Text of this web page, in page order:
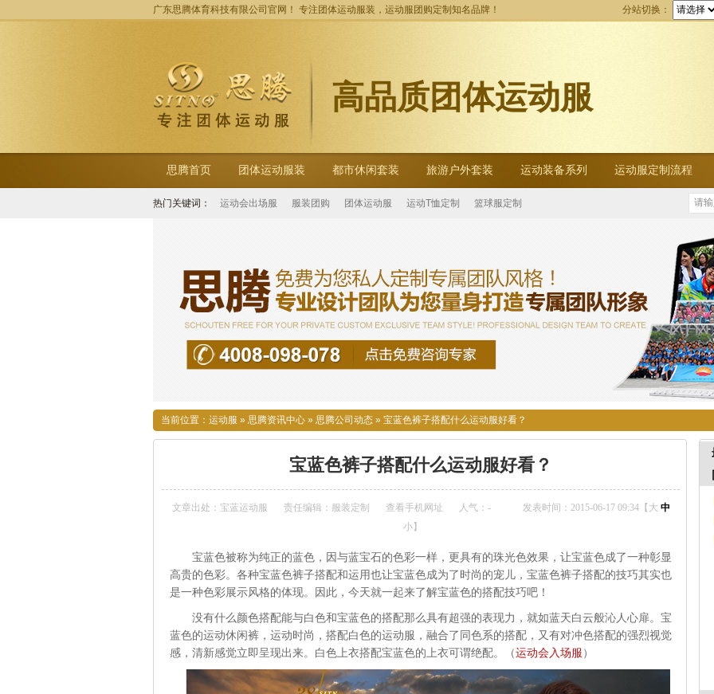
广东思腾体育科技有限公司官网！ 专注团体运动服装，运动服团购定制知名品牌！ 分站切换：
高品质团体运动服
思腾首页 团体运动服装 都市休闲套装 旅游户外套装 运动装备系列 运动服定制流程
热门关键词： 运动会出场服 服装团购 团体运动服 运动T恤定制 篮球服定制
当前位置： 运动服 » 思腾资讯中心 » 思腾公司动态 » 宝蓝色裤子搭配什么运动服好看？
宝蓝色裤子搭配什么运动服好看？
文章出处：宝蓝运动服 责任编辑：服装定制 查看手机网址 人气： - 发表时间：2015-06-17 09:34【 大 中
小】
宝蓝色被称为纯正的蓝色，因与蓝宝石的色彩一样，更具有的珠光色效果，让宝蓝色成了一种彰显
高贵的色彩。各种宝蓝色裤子搭配和运用也让宝蓝色成为了时尚的宠儿，宝蓝色裤子搭配的技巧其实也
是一种色彩展示风格的体现。因此，今天就一起来了解宝蓝色的搭配技巧吧！
没有什么颜色搭配能与白色和宝蓝色的搭配那么具有超强的表现力，就如蓝天白云般沁人心扉。宝
蓝色的运动休闲裤，运动时尚，搭配白色的运动服，融合了同色系的搭配，又有对冲色搭配的强烈视觉
感，清新感觉立即呈现出来。白色上衣搭配宝蓝色的上衣可谓绝配。（运动会入场服）